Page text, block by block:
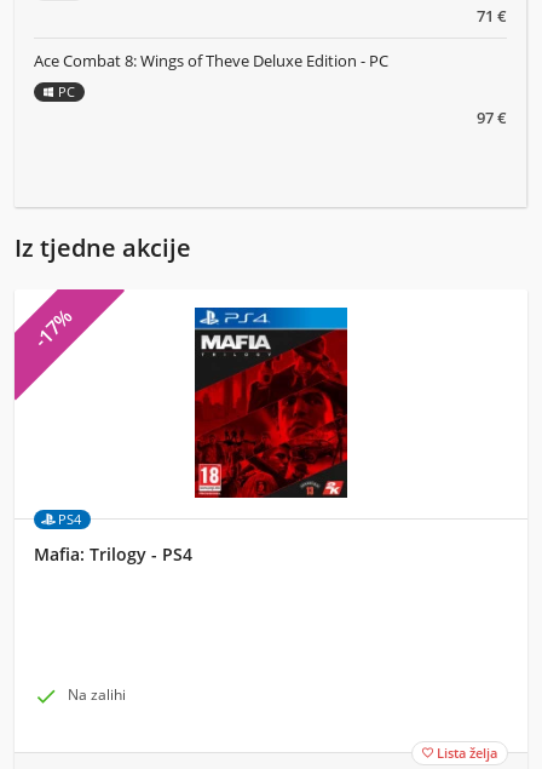
71 €
97 €
Ace Combat 8: Wings of Theve Deluxe Edition - PC
PC
Iz tjedne akcije
-17%
PS4
Mafia: Trilogy - PS4
 Na zalihi
 Lista želja